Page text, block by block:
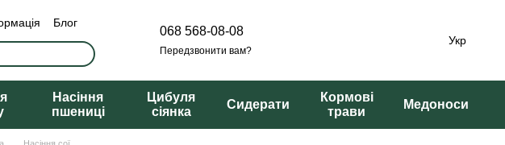
Блог
068 568-08-08
Передзвонити вам?
Укр
Насіння
пшениці
Цибуля
сіянка
Сидерати
Кормові
трави
Медоноси